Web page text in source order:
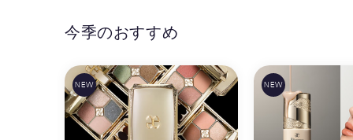
今季のおすすめ